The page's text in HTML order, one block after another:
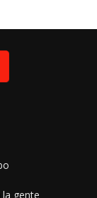
gente